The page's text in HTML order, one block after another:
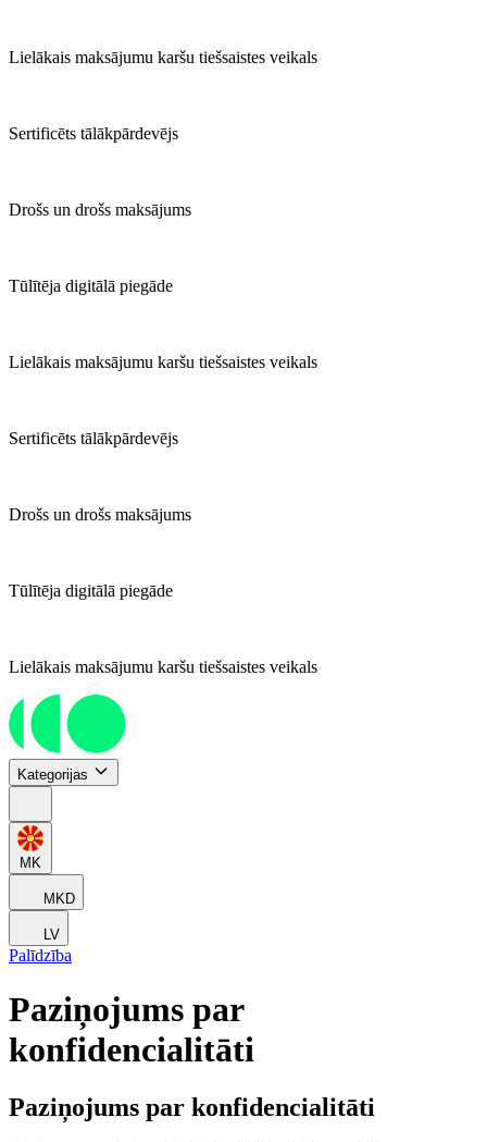
Lielākais maksājumu karšu tiešsaistes veikals
Sertificēts tālākpārdevējs
Drošs un drošs maksājums
Tūlītēja digitālā piegāde
Lielākais maksājumu karšu tiešsaistes veikals
Sertificēts tālākpārdevējs
Drošs un drošs maksājums
Tūlītēja digitālā piegāde
Lielākais maksājumu karšu tiešsaistes veikals
Kategorijas
MK
MKD
LV
Palīdzība
Paziņojums par
konfidencialitāti
Paziņojums par konfidencialitāti